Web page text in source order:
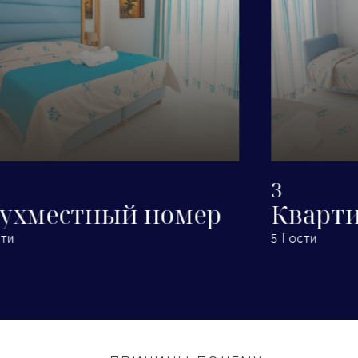
впечатляющим пляжам и самым главным
достопримечательностям. В контексте нашего стремления
к постоянному обновлению и улучшению наших услуг, мы
гарантируем, что наш отель имеет в своем распоряжении
все необходимые сертификаты безопасности и
исправной работы. В Frini Hotel наша философия
своим элегантным и индивидуальным стилем, было
создано, чтобы предложить все удобства, которые
ожидает современный путешественник. Вот почему здесь
что лишний раз не думайте! Посмотрите на наши номера и
Квартира